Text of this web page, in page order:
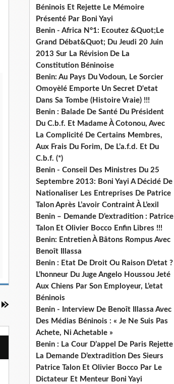
Béninois Et Rejette Le Mémoire
Présenté Par Boni Yayi
Benin - Africa N°1: Ecoutez &Quot;Le
Grand Débat&Quot; Du Jeudi 20 Juin
2013 Sur La Révision De La
Constitution Béninoise
Benin: Au Pays Du Vodoun, Le Sorcier
Omoyèlé Emporte Un Secret D'etat
Dans Sa Tombe (Histoire Vraie) !!!
Benin : Balade De Santé Du Président
Du C.b.f. Et Madame À Cotonou, Avec
La Complicité De Certains Membres,
Aux Frais Du Forim, De L’a.f.d. Et Du
C.b.f. (*)
Benin - Conseil Des Ministres Du 25
Septembre 2013: Boni Yayi A Décidé De
Nationaliser Les Entreprises De Patrice
Talon Après L’avoir Contraint À L’exil
Benin – Demande D’extradition : Patrice
Talon Et Olivier Bocco Enfin Libres !!!
Benin: Entretien À Bâtons Rompus Avec
Benoît Illassa
Benin : Etat De Droit Ou Raison D’etat ?
L’honneur Du Juge Angelo Houssou Jeté
Aux Chiens Par Son Employeur, L’etat
Béninois
Benin - Interview De Benoît Illassa Avec
Des Médias Béninois : « Je Ne Suis Pas
Achete, Ni Achetable »
Benin : La Cour D’appel De Paris Rejette
La Demande D’extradition Des Sieurs
Patrice Talon Et Olivier Bocco Par Le
Dictateur Et Menteur Boni Yayi